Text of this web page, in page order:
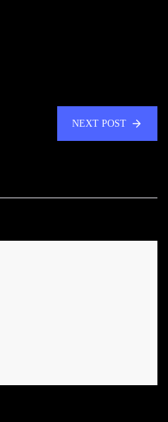
NEXT POST